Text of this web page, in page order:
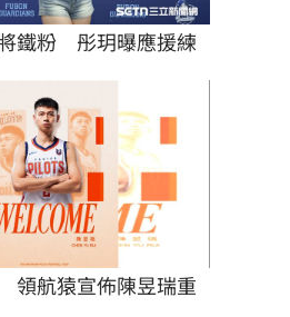
鐵粉　彤玥曝應援練
領航猿宣佈陳昱瑞重